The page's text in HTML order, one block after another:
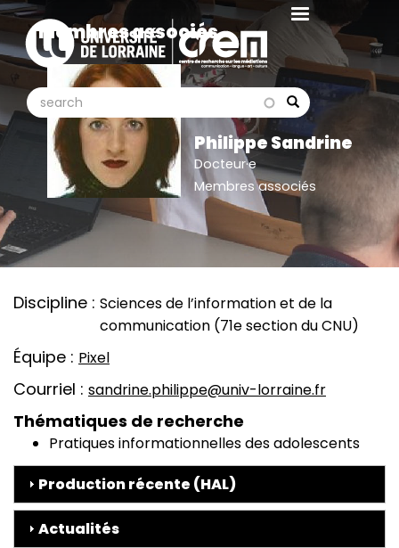
Aller
contenu
principal
Search
search search
Membres associés
Philippe Sandrine
Docteur·e
Membres associés
Discipline
Sciences de l’information et de la
communication (71e section du CNU)
Équipe Pixel
Courriel sandrine.philippe@univ-lorraine.fr
Thématiques de recherche
Pratiques informationnelles des adolescents
Production récente (HAL)
Actualités